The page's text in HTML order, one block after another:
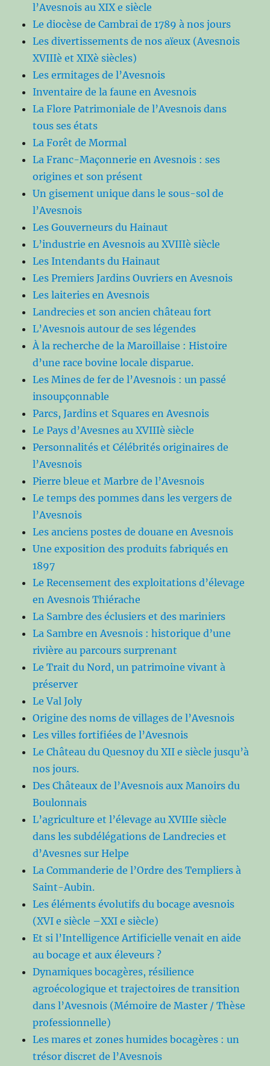
l’Avesnois au XIX e siècle
Le diocèse de Cambrai de 1789 à nos jours
Les divertissements de nos aïeux (Avesnois
XVIIIè et XIXè siècles)
Les ermitages de l’Avesnois
Inventaire de la faune en Avesnois
La Flore Patrimoniale de l’Avesnois dans
tous ses états
La Forêt de Mormal
La Franc-Maçonnerie en Avesnois : ses
origines et son présent
Un gisement unique dans le sous-sol de
l’Avesnois
Les Gouverneurs du Hainaut
L’industrie en Avesnois au XVIIIè siècle
Les Intendants du Hainaut
Les Premiers Jardins Ouvriers en Avesnois
Les laiteries en Avesnois
Landrecies et son ancien château fort
L’Avesnois autour de ses légendes
À la recherche de la Maroillaise : Histoire
d’une race bovine locale disparue.
Les Mines de fer de l’Avesnois : un passé
insoupçonnable
Parcs, Jardins et Squares en Avesnois
Le Pays d’Avesnes au XVIIIè siècle
Personnalités et Célébrités originaires de
l’Avesnois
Pierre bleue et Marbre de l’Avesnois
Le temps des pommes dans les vergers de
l’Avesnois
Les anciens postes de douane en Avesnois
Une exposition des produits fabriqués en
1897
Le Recensement des exploitations d’élevage
en Avesnois Thiérache
La Sambre des éclusiers et des mariniers
La Sambre en Avesnois : historique d’une
rivière au parcours surprenant
Le Trait du Nord, un patrimoine vivant à
préserver
Le Val Joly
Origine des noms de villages de l’Avesnois
Les villes fortifiées de l’Avesnois
Le Château du Quesnoy du XII e siècle jusqu’à
nos jours.
Des Châteaux de l’Avesnois aux Manoirs du
Boulonnais
L’agriculture et l’élevage au XVIIIe siècle
dans les subdélégations de Landrecies et
d’Avesnes sur Helpe
La Commanderie de l’Ordre des Templiers à
Saint-Aubin.
Les éléments évolutifs du bocage avesnois
(XVI e siècle –XXI e siècle)
Et si l’Intelligence Artificielle venait en aide
au bocage et aux éleveurs ?
Dynamiques bocagères, résilience
agroécologique et trajectoires de transition
dans l’Avesnois (Mémoire de Master / Thèse
professionnelle)
Les mares et zones humides bocagères : un
trésor discret de l’Avesnois